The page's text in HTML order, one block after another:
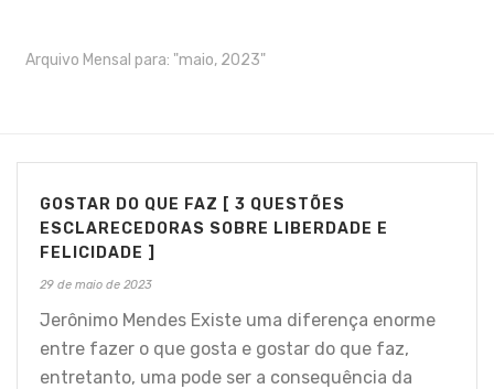
Arquivo Mensal para: "maio, 2023"
GOSTAR DO QUE FAZ [ 3 QUESTÕES
ESCLARECEDORAS SOBRE LIBERDADE E
FELICIDADE ]
29 de maio de 2023
Jerônimo Mendes Existe uma diferença enorme
entre fazer o que gosta e gostar do que faz,
entretanto, uma pode ser a consequência da